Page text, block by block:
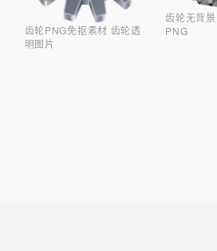
齿轮PNG免抠素材 齿轮透
明图片
齿轮无背
PNG